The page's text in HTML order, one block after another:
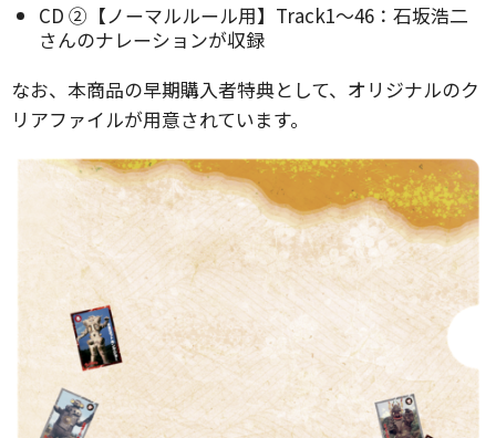
CD ②【ノーマルルール用】Track1～46：石坂浩二
さんのナレーションが収録
なお、本商品の早期購入者特典として、オリジナルのク
リアファイルが用意されています。